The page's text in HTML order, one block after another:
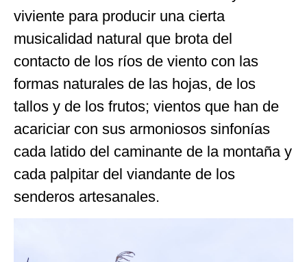
viviente para producir una cierta
musicalidad natural que brota del
contacto de los ríos de viento con las
formas naturales de las hojas, de los
tallos y de los frutos; vientos que han de
acariciar con sus armoniosos sinfonías
cada latido del caminante de la montaña y
cada palpitar del viandante de los
senderos artesanales.